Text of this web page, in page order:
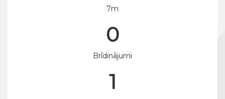
7m
0
Brīdinājumi
1